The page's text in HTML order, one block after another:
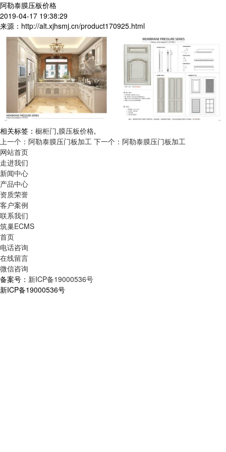
阿勒泰膜压板价格
2019-04-17 19:38:29
来源：http://alt.xjhsmj.cn/product170925.html
相关标签： 橱柜门,膜压板价格,
上一个：阿勒泰膜压门板加工 下一个：阿勒泰膜压门板加工
网站首页
走进我们
新闻中心
产品中心
资质荣誉
客户案例
联系我们
筑巢ECMS
首页
电话咨询
在线留言
微信咨询
备案号： 新ICP备19000536号
新ICP备19000536号